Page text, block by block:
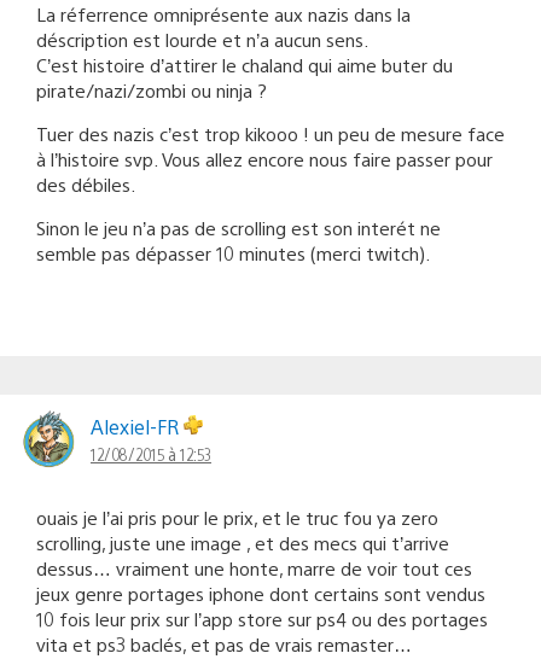
La réferrence omniprésente aux nazis dans la
déscription est lourde et n’a aucun sens.
C’est histoire d’attirer le chaland qui aime buter du
pirate/nazi/zombi ou ninja ?
Tuer des nazis c’est trop kikooo ! un peu de mesure face
à l’histoire svp. Vous allez encore nous faire passer pour
des débiles.
Sinon le jeu n’a pas de scrolling est son interét ne
semble pas dépasser 10 minutes (merci twitch).
Alexiel-FR
12/08/2015 à 12:53
ouais je l’ai pris pour le prix, et le truc fou ya zero
scrolling, juste une image , et des mecs qui t’arrive
dessus… vraiment une honte, marre de voir tout ces
jeux genre portages iphone dont certains sont vendus
10 fois leur prix sur l’app store sur ps4 ou des portages
vita et ps3 baclés, et pas de vrais remaster…